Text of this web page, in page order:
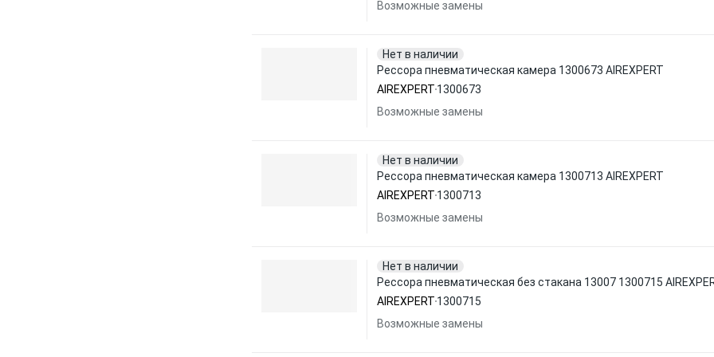
Возможные замены
Нет в наличии
Рессора пневматическая камера 1300673 AIREXPERT
AIREXPERT 1300673
Возможные замены
Нет в наличии
Рессора пневматическая камера 1300713 AIREXPERT
AIREXPERT 1300713
Возможные замены
Нет в наличии
Рессора пневматическая без стакана 13007 1300715
AIREXPERT 1300715
Возможные замены